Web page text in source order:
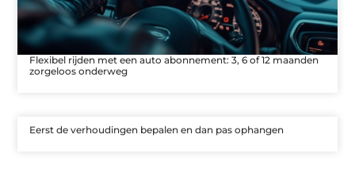
Flexibel rijden met een auto abonnement: 3, 6 of 12 maanden
zorgeloos onderweg
Eerst de verhoudingen bepalen en dan pas ophangen